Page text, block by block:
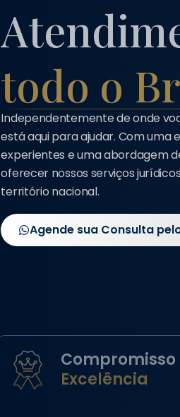
todo o
Independentemente de onde
está aqui para ajudar. Com uma
experientes e uma abordagem
oferecer nossos serviços
território nacional.
Agende sua Consulta
Compromisso
Excelência